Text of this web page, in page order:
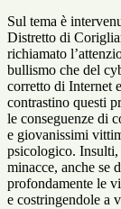
Sul tema è
Distretto di
richiamato
bullismo che del
corretto di Internet
contrastino questi
le conseguenze di
e giovanissimi
psicologico.
minacce, anche se
profondamente le
e costringendole a